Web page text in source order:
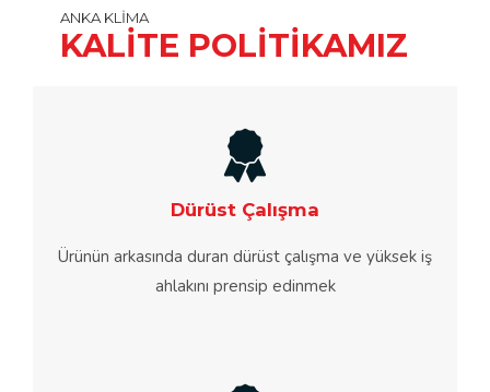
ANKA KLİMA
KALİTE POLİTİKAMIZ
Dürüst Çalışma
Ürünün arkasında duran dürüst çalışma ve yüksek iş
ahlakını prensip edinmek